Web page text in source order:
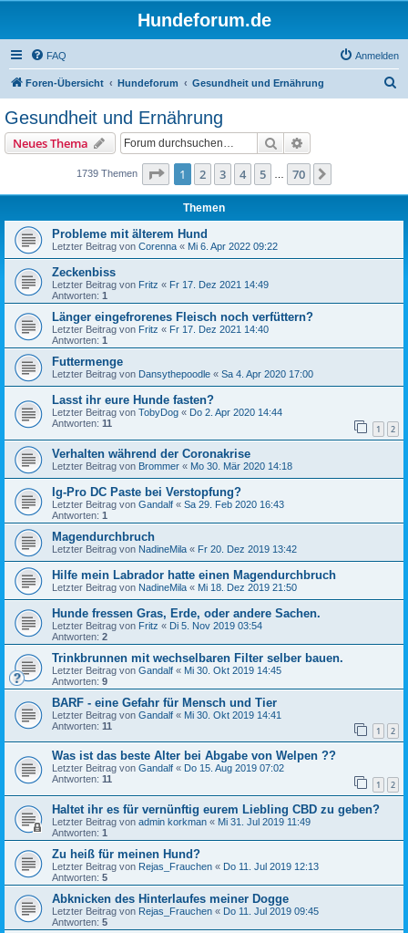
Hundeforum.de
FAQ Anmelden
Foren-Übersicht Hundeforum Gesundheit und Ernährung
Gesundheit und Ernährung
Neues Thema Suche
1739 Themen Seite 1von 70
1 2 3 4 5 70
Themen
Probleme mit älterem Hund
Letzter Beitrag von Corenna « Mi 6. Apr 2022 09:22
Zeckenbiss
Letzter Beitrag von Fritz « Fr 17. Dez 2021 14:49
Antworten: 1
Länger eingefrorenes Fleisch noch verfüttern?
Letzter Beitrag von Fritz « Fr 17. Dez 2021 14:40
Antworten: 1
Futtermenge
Letzter Beitrag von Dansythepoodle « Sa 4. Apr 2020 17:00
Lasst ihr eure Hunde fasten?
Letzter Beitrag von TobyDog « Do 2. Apr 2020 14:44
Antworten: 11 1 2
Verhalten während der Coronakrise
Letzter Beitrag von Brommer « Mo 30. Mär 2020 14:18
Ig-Pro DC Paste bei Verstopfung?
Letzter Beitrag von Gandalf « Sa 29. Feb 2020 16:43
Antworten: 1
Magendurchbruch
Letzter Beitrag von NadineMila « Fr 20. Dez 2019 13:42
Hilfe mein Labrador hatte einen Magendurchbruch
Letzter Beitrag von NadineMila « Mi 18. Dez 2019 21:50
Hunde fressen Gras, Erde, oder andere Sachen.
Letzter Beitrag von Fritz « Di 5. Nov 2019 03:54
Antworten: 2
Trinkbrunnen mit wechselbaren Filter selber bauen.
Letzter Beitrag von Gandalf « Mi 30. Okt 2019 14:45
Antworten: 9
BARF - eine Gefahr für Mensch und Tier
Letzter Beitrag von Gandalf « Mi 30. Okt 2019 14:41
Antworten: 11 1 2
Was ist das beste Alter bei Abgabe von Welpen ??
Letzter Beitrag von Gandalf « Do 15. Aug 2019 07:02
Antworten: 11 1 2
Haltet ihr es für vernünftig eurem Liebling CBD zu geben?
Letzter Beitrag von admin korkman « Mi 31. Jul 2019 11:49
Antworten: 1
Zu heiß für meinen Hund?
Letzter Beitrag von Rejas_Frauchen « Do 11. Jul 2019 12:13
Antworten: 5
Abknicken des Hinterlaufes meiner Dogge
Letzter Beitrag von Rejas_Frauchen « Do 11. Jul 2019 09:45
Antworten: 5